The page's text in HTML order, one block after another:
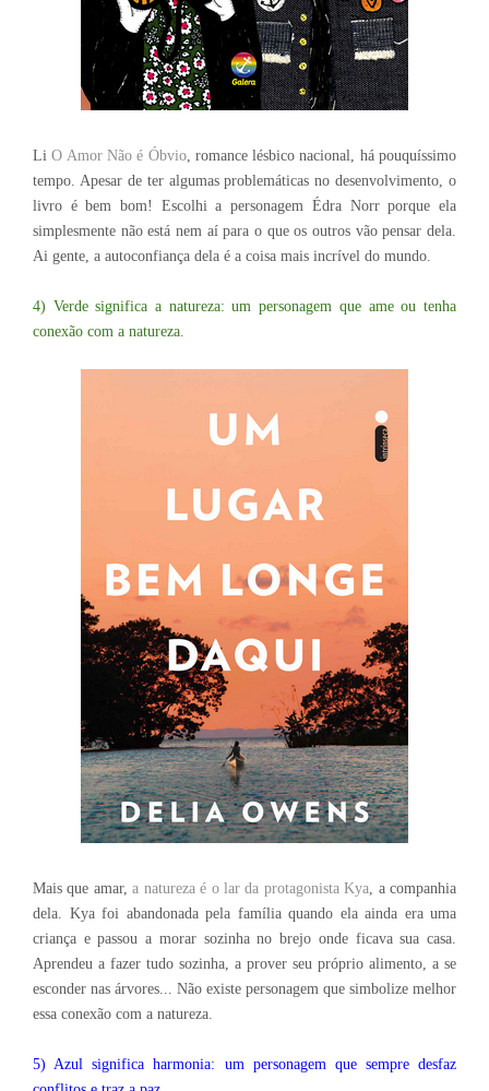
LiO Amor Não é Óbvio, romance lésbico nacional, há pouquíssimo
tempo. Apesar de ter algumas problemáticas no desenvolvimento, o
livro é bem bom! Escolhi a personagem Édra Norr porque ela
simplesmente não está nem aí para o que os outros vão pensar dela.
Ai gente, a autoconfiança dela é a coisa mais incrível do mundo.
4) Verde significa a natureza: um personagem que ame ou tenha
conexão com a natureza.
Mais que amar,a natureza é o lar da protagonista Kya, a companhia
dela. Kya foi abandonada pela família quando ela ainda era uma
criança e passou a morar sozinha no brejo onde ficava sua casa.
Aprendeu a fazer tudo sozinha, a prover seu próprio alimento, a se
esconder nas árvores... Não existe personagem que simbolize melhor
essa conexão com a natureza.
5) Azul significa harmonia: um personagem que sempre desfaz